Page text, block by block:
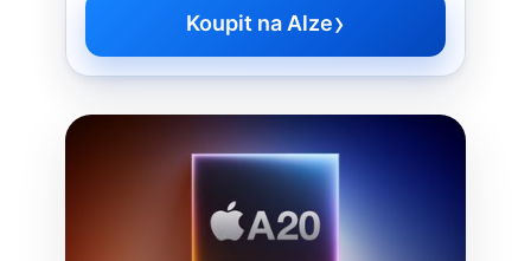
Koupit na Alze›